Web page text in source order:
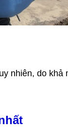
nhiên, do khả